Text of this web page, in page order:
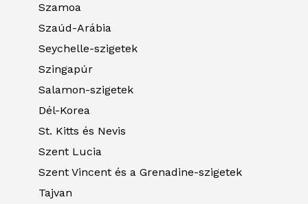
Szamoa
Szaúd-Arábia
Seychelle-szigetek
Szingapúr
Salamon-szigetek
Dél-Korea
St. Kitts és Nevis
Szent Lucia
Szent Vincent és a Grenadine-szigetek
Tajvan